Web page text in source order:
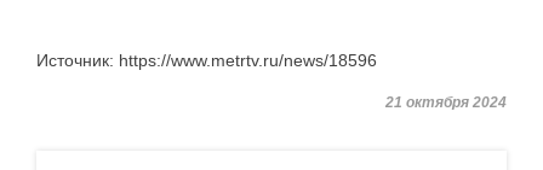
Источник: https://www.metrtv.ru/news/18596
21 октября 2024